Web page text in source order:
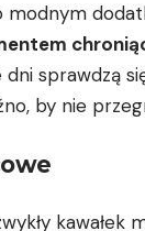
modnym​
dni sprawdzą
by nie
⁤kawałek